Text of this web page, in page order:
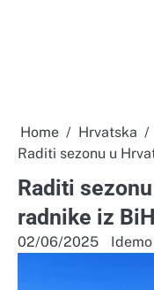
Home
Hrvatska
Raditi sezonu u
Raditi
radnike iz BiH
02/06/2025 Idemo